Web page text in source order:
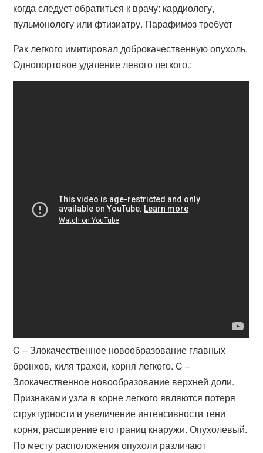
когда следует обратиться к врачу: кардиологу,
пульмонологу или фтизиатру. Парафимоз требует
Рак легкого имитировал доброкачественную опухоль.
Однопортовое удаление левого легкого.:
C – Злокачественное новообразование главных
бронхов, киля трахеи, корня легкого. C –
Злокачественное новообразование верхней доли.
Признаками узла в корне легкого являются потеря
структурности и увеличение интенсивности тени
корня, расширение его границ кнаружи. Опухолевый.
По месту расположения опухоли различают